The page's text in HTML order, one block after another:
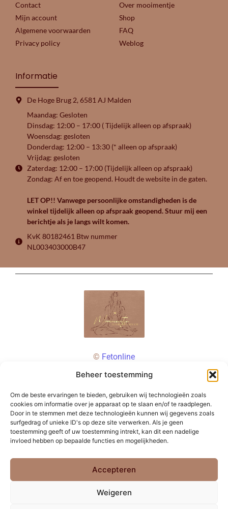
Beheer toestemming
Om de beste ervaringen te bieden, gebruiken wij technologieën zoals
cookies om informatie over je apparaat op te slaan en/of te raadplegen.
Door in te stemmen met deze technologieën kunnen wij gegevens zoals
surfgedrag of unieke ID's op deze site verwerken. Als je geen
toestemming geeft of uw toestemming intrekt, kan dit een nadelige
invloed hebben op bepaalde functies en mogelijkheden.
Accepteren
Weigeren
Contact
Mijn account
Algemene voorwaarden
Privacy policy
Over mooimentje
Shop
FAQ
Weblog
Informatie
De Hoge Brug 2, 6581 AJ Malden
Maandag: Gesloten
Dinsdag: 12:00 – 17:00 ( Tijdelijk alleen op afspraak)
Woensdag: gesloten
Donderdag: 12:00 – 13:30 (* alleen op afspraak)
Vrijdag: gesloten
Zaterdag: 12:00 – 17:00 (Tijdelijk alleen op afspraak)
Zondag: Af en toe geopend. Houdt de website in de gaten.
LET OP!! Vanwege persoonlijke omstandigheden is de
winkel tijdelijk alleen op afspraak geopend. Stuur mij een
berichtje als je langs wilt komen.
KvK 80182461 Btw nummer
NL003403000B47
© Fetonline